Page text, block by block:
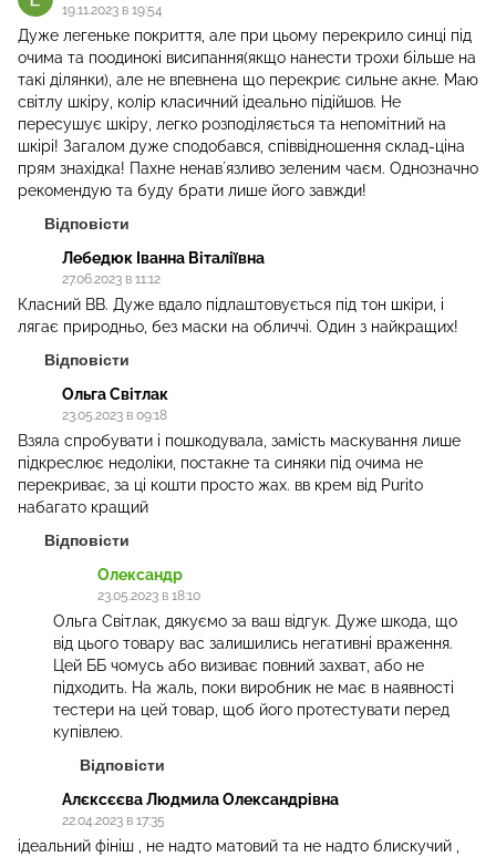
19.11.2023 в 19:54
Дуже легеньке покриття, але при цьому перекрило синці під
очима та поодинокі висипання(якщо нанести трохи більше на
такі ділянки), але не впевнена що перекриє сильне акне. Маю
світлу шкіру, колір класичний ідеально підійшов. Не
пересушує шкіру, легко розподіляється та непомітний на
шкірі! Загалом дуже сподобався, співвідношення склад-ціна
прям знахідка! Пахне ненавʼязливо зеленим чаєм. Однозначно
рекомендую та буду брати лише його завжди!
Відповісти
Лебедюк Іванна Віталіївна
27.06.2023 в 11:12
Класний BB. Дуже вдало підлаштовується під тон шкіри, і
лягає природньо, без маски на обличчі. Один з найкращих!
Відповісти
Ольга Світлак
23.05.2023 в 09:18
Взяла спробувати і пошкодувала, замість маскування лише
підкреслює недоліки, постакне та синяки під очима не
перекриває, за ці кошти просто жах. вв крем від Purito
набагато кращий
Відповісти
Олександр
23.05.2023 в 18:10
Ольга Світлак, дякуємо за ваш відгук. Дуже шкода, що
від цього товару вас залишились негативні враження.
Цей ББ чомусь або визиває повний захват, або не
підходить. На жаль, поки виробник не має в наявності
тестери на цей товар, щоб його протестувати перед
купівлею.
Відповісти
Алєксєєва Людмила Олександрівна
22.04.2023 в 17:35
ідеальний фініш , не надто матовий та не надто блискучий ,